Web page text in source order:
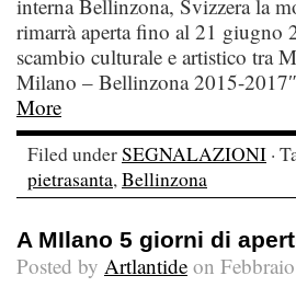
interna Bellinzona, Svizzera la
rimarrà aperta fino al 21 giugno
scambio culturale e artistico tra
Milano – Bellinzona 2015-
More
Filed underSEGNALAZIONI ·
pietrasanta,Bellinzona
A MIlano 5 giorni di
Posted by Artlantide on